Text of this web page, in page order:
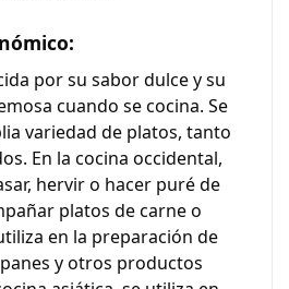
por su sabor dulce y su
cuando se cocina. Se
variedad de platos, tanto
En la cocina occidental,
hervir o hacer puré de
platos de carne o
en la preparación de
y otros productos